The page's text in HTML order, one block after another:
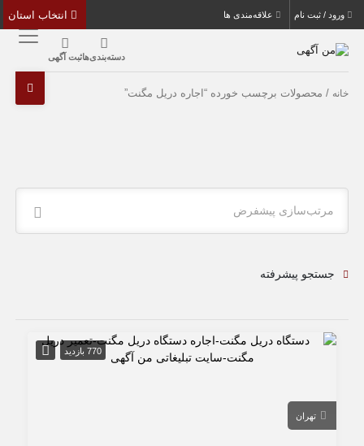
ورود / ثبت نام علاقه‌مندی ها
دسته‌بندی‌هاثبت آگهی
خانه / محصولات برچسب خورده “اجاره دریل مگنت”
مرتب‌سازی پیشفرض
جستجو پیشرفته
770 بازدید
تهران